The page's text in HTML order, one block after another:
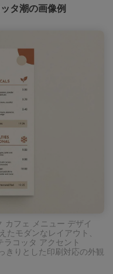
タ潮の画像例
カフェ メニュー デザイ
たモダンなレイアウト、
コッタ アクセント
きりとした印刷対応の外観